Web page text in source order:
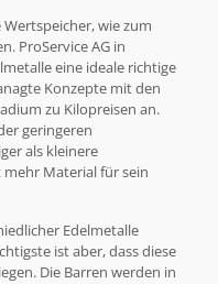
Wertspeicher, wie zum
ProService AG in
eine ideale richtige
Konzepte mit den
zu Kilopreisen an.
geringeren
als kleinere
Material für sein
Edelmetalle
ist aber, dass diese
Die Barren werden in